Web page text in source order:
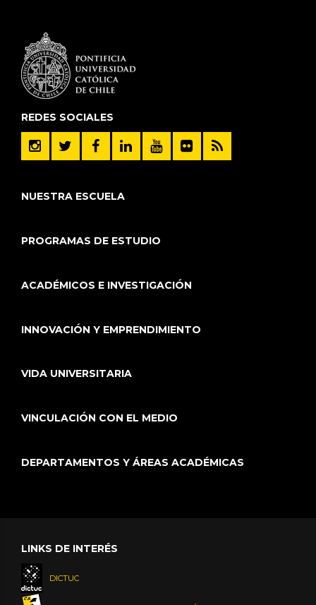
REDES SOCIALES
NUESTRA ESCUELA
PROGRAMAS DE ESTUDIO
ACADÉMICOS E INVESTIGACIÓN
INNOVACIÓN Y EMPRENDIMIENTO
VIDA UNIVERSITARIA
VINCULACIÓN CON EL MEDIO
DEPARTAMENTOS Y ÁREAS ACADÉMICAS
LINKS DE INTERÉS
DICTUC